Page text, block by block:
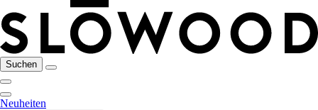
Suchen
Neuheiten